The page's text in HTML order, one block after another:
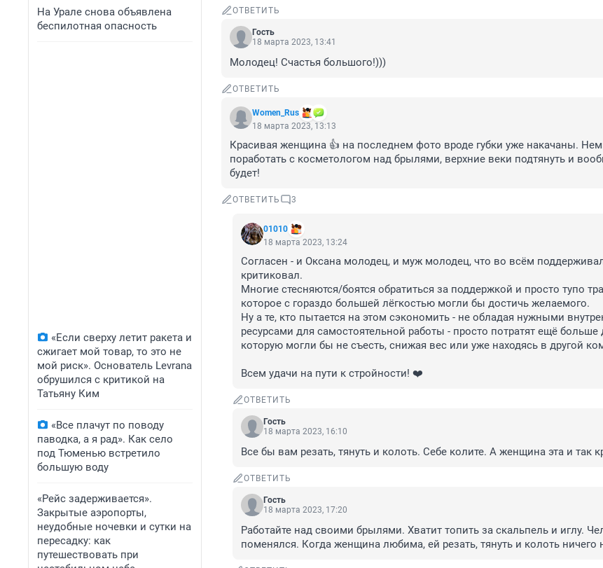
На Урале снова объявлена
беспилотная опасность
«Если сверху летит ракета и
сжигает мой товар, то это не
мой риск». Основатель Levrana
обрушился с критикой на
Татьяну Ким
«Все плачут по поводу
паводка, а я рад». Как село
под Тюменью встретило
большую воду
«Рейс задерживается».
Закрытые аэропорты,
неудобные ночевки и сутки на
пересадку: как
путешествовать при
ОТВЕТИТЬ
Гость
18 марта 2023, 13:41
Молодец! Счастья большого!)))
ОТВЕТИТЬ
Women_Rus
18 марта 2023, 13:13
Красивая женщина 👍 на последнем фото вроде губки уже накачаны.
поработать с косметологом над брылями, верхние веки подтянуть и
будет!
ОТВЕТИТЬ 3
01010
18 марта 2023, 13:24
Согласен - и Оксана молодец, и муж молодец, что во всём
критиковал.
Многие стесняются/боятся обратиться за поддержкой и просто тупо
которое с гораздо большей лёгкостью могли бы достичь желаемого.
Ну а те, кто пытается на этом сэкономить - не обладая нужными
ресурсами для самостоятельной работы - просто потратят ещё больше
которую могли бы не съесть, снижая вес или уже находясь в другой
Всем удачи на пути к стройности! ❤️
ОТВЕТИТЬ
Гость
18 марта 2023, 16:10
Все бы вам резать, тянуть и колоть. Себе колите. А женщина эта и так
ОТВЕТИТЬ
Гость
18 марта 2023, 17:20
Работайте над своими брылями. Хватит топить за скальпель и иглу.
поменялся. Когда женщина любима, ей резать, тянуть и колоть ничего